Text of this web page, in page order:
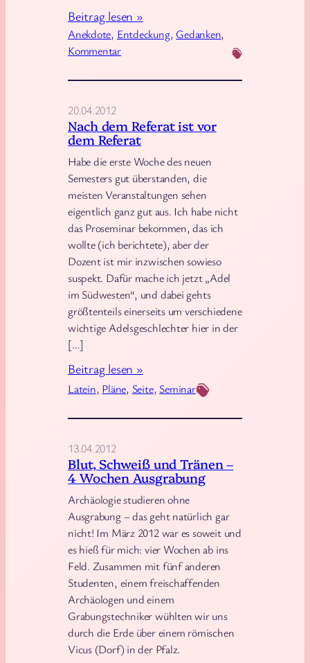
h
i
F
a
n
z
ö
s
i
s
c
h
,
n
g
c
h
s
o
l
t
e
m
a
n
Anekdote, Entdeckung, Gedanken
Kommentar
Beitrag lesen »:
Ü
e
g
e
n
d
e
A
r
g
u
m
n
t
o
n
/
i
r
o
i
e
o
f
Latein, Pläne, Seite, Seminar
20.04.2012
Nach dem Referat ist vor
dem Referat
Habe die erste Woche des neuen
Semesters gut überstanden, die
meisten Veranstaltungen sehen
eigentlich ganz gut aus. Ich habe nicht
das Proseminar bekommen, das ich
wollte (ich berichtete), aber der
Dozent ist mir inzwischen sowieso
suspekt. Dafür mache ich jetzt „Adel
im Südwesten“, und dabei gehts
größtenteils einerseits um verschiedene
wichtige Adelsgeschlechter hier in der
[…]
Beitrag lesen »:
N
c
d
e
m
R
e
f
e
r
a
t
i
13.04.2012
Blut, Schweiß und Tränen –
4 Wochen Ausgrabung
Archäologie studieren ohne
Ausgrabung – das geht natürlich gar
nicht! Im März 2012 war es soweit und
es hieß für mich: vier Wochen ab ins
Feld. Zusammen mit fünf anderen
Studenten, einem freischaffenden
Archäologen und einem
Grabungstechniker wühlten wir uns
durch die Erde über einem römischen
Vicus (Dorf) in der Pfalz.